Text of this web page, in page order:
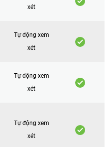
xét
Tự động xem
xét
Tự động xem
xét
Tự động xem
xét